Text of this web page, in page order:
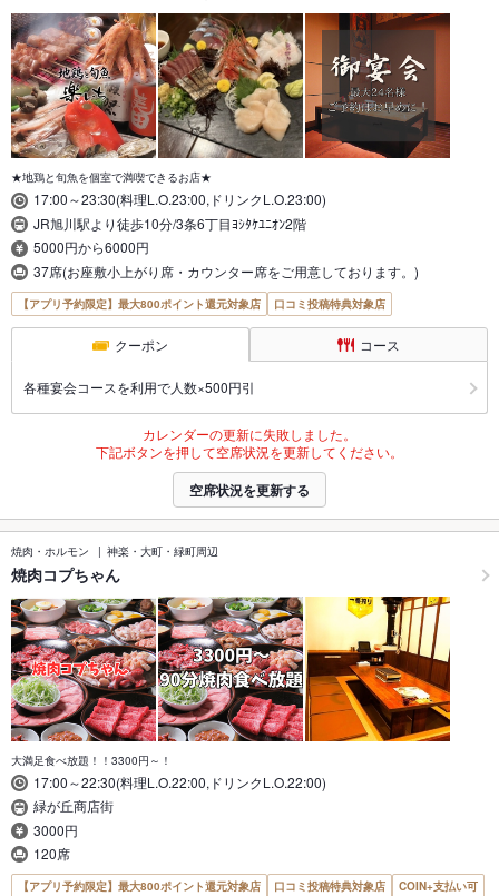
★地鶏と旬魚を個室で満喫できるお店★
17:00～23:30(料理L.O.23:00,ドリンクL.O.23:00)
JR旭川駅より徒歩10分/3条6丁目ﾖｼﾀｹﾕﾆｵﾝ2階
5000円から6000円
37席(お座敷小上がり席・カウンター席をご用意しております。)
【アプリ予約限定】最大800ポイント還元対象店 口コミ投稿特典対象店
クーポン コース
各種宴会コースを利用で人数×500円引
カレンダーの更新に失敗しました。
下記ボタンを押して空席状況を更新してください。
空席状況を更新する
焼肉・ホルモン 神楽・大町・緑町周辺
焼肉コプちゃん
大満足食べ放題！！3300円～！
17:00～22:30(料理L.O.22:00,ドリンクL.O.22:00)
緑が丘商店街
3000円
120席
【アプリ予約限定】最大800ポイント還元対象店 口コミ投稿特典対象店
COIN+支払い可